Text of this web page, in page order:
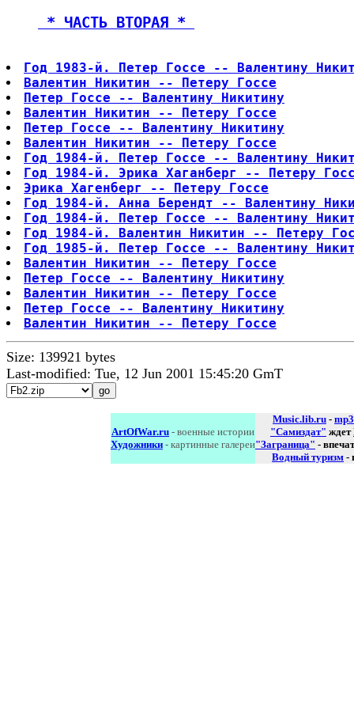
* ЧАСТЬ ВТОРАЯ *
Год 1983-й. Петер Госсе -- Валентину
Валентин Никитин -- Петеру Госсе
Петер Госсе -- Валентину Никитину
Валентин Никитин -- Петеру Госсе
Петер Госсе -- Валентину Никитину
Валентин Никитин -- Петеру Госсе
Год 1984-й. Петер Госсе -- Валентину
Год 1984-й. Эрика Хаганберг -- Петеру
Эрика Хагенберг -- Петеру Госсе
Год 1984-й. Анна Берендт -- Валентину
Год 1984-й. Петер Госсе -- Валентину
Год 1984-й. Валентин Никитин -- Петеру
Год 1985-й. Петер Госсе -- Валентину
Валентин Никитин -- Петеру Госсе
Петер Госсе -- Валентину Никитину
Валентин Никитин -- Петеру Госсе
Петер Госсе -- Валентину Никитину
Валентин Никитин -- Петеру Госсе
Size: 139921 bytes
Last-modified: Tue, 12 Jun 2001 15:45:20 GmT
ArtOfWar.ru - военные истории
Художники - картинные галереи
Music.lib.ru - mp3
"Самиздат" ждет
"Заграница" -
Водный туризм -